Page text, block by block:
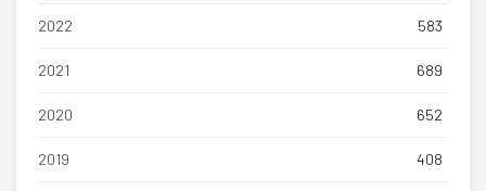
2022 583
2021 689
2020 652
2019 408